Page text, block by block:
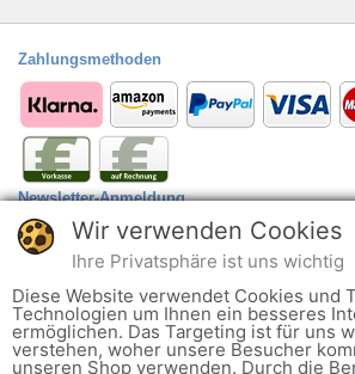
Zahlungsmethoden
Newsletter-Anmeldung
@
werden.
Ob alltagstauglich oder zu einem besonderen
Wir verwenden Cookies
Ihre Privatsphäre ist uns wichtig
Diese Website verwendet Cookies und
Technologien um Ihnen ein besseres
ermöglichen. Das Targeting ist für uns
verstehen, woher unsere Besucher
unseren Shop verwenden. Durch die